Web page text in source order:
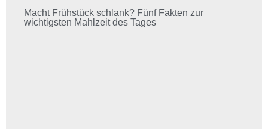
Macht Frühstück schlank? Fünf Fakten zur
wichtigsten Mahlzeit des Tages